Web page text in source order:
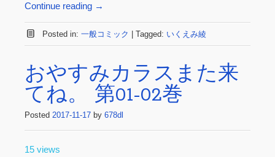
Continue reading →
Posted in: 一般コミック Tagged: いくえみ綾
おやすみカラスまた来
てね。 第01-02巻
Posted 2017-11-17 by 678dl
15 views